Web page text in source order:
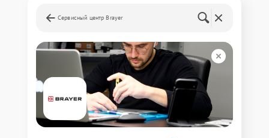
Сервисный центр Brayer